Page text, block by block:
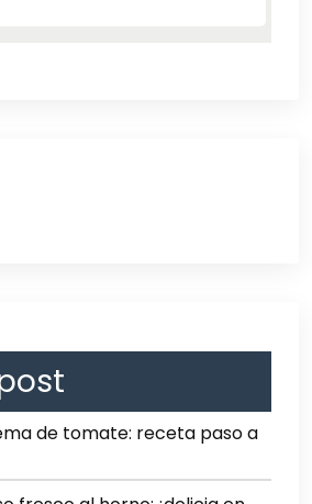
de tomate: receta paso a